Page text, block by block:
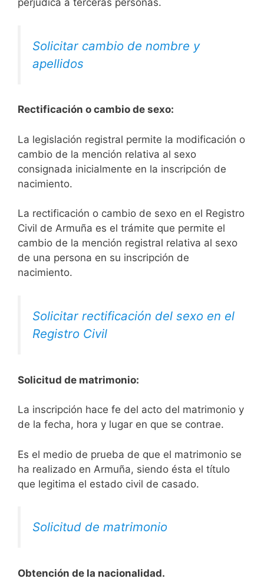
perjudica a terceras personas.
Solicitar cambio de nombre y
apellidos
Rectificación o cambio de sexo:
La legislación registral permite la modificación o
cambio de la mención relativa al sexo
consignada inicialmente en la inscripción de
nacimiento.
La rectificación o cambio de sexo en el Registro
Civil de Armuña es el trámite que permite el
cambio de la mención registral relativa al sexo
de una persona en su inscripción de
nacimiento.
Solicitar rectificación del sexo en el
Registro Civil
Solicitud de matrimonio:
La inscripción hace fe del acto del matrimonio y
de la fecha, hora y lugar en que se contrae.
Es el medio de prueba de que el matrimonio se
ha realizado en Armuña, siendo ésta el título
que legitima el estado civil de casado.
Solicitud de matrimonio
Obtención de la nacionalidad.